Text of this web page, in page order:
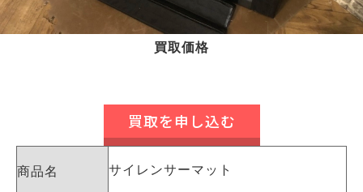
買取価格
買取を申し込む
商品名 サイレンサーマット